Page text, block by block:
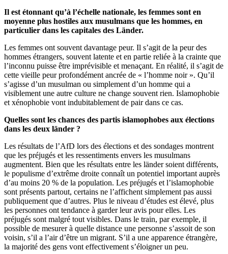
Il est étonnant qu’à l’échelle nationale, les femmes sont en
moyenne plus hostiles aux musulmans que les hommes, en
particulier dans les capitales des Länder.
Les femmes ont souvent davantage peur. Il s’agit de la peur des
hommes étrangers, souvent latente et en partie reliée à la crainte que
l’inconnu puisse être imprévisible et menaçant. En réalité, il s’agit de
cette vieille peur profondément ancrée de « l’homme noir ». Qu’il
s’agisse d’un musulman ou simplement d’un homme qui a
visiblement une autre culture ne change souvent rien. Islamophobie
et xénophobie vont indubitablement de pair dans ce cas.
Quelles sont les chances des partis islamophobes aux élections
dans les deux länder ?
Les résultats de l’AfD lors des élections et des sondages montrent
que les préjugés et les ressentiments envers les musulmans
augmentent. Bien que les résultats entre les länder soient différents,
le populisme d’extrême droite connaît un potentiel important auprès
d’au moins 20 % de la population. Les préjugés et l’islamophobie
sont présents partout, certains ne l’affichent simplement pas aussi
publiquement que d’autres. Plus le niveau d’études est élevé, plus
les personnes ont tendance à garder leur avis pour elles. Les
préjugés sont malgré tout visibles. Dans le train, par exemple, il
possible de mesurer à quelle distance une personne s’assoit de son
voisin, s’il a l’air d’être un migrant. S’il a une apparence étrangère,
la majorité des gens vont effectivement s’éloigner un peu.